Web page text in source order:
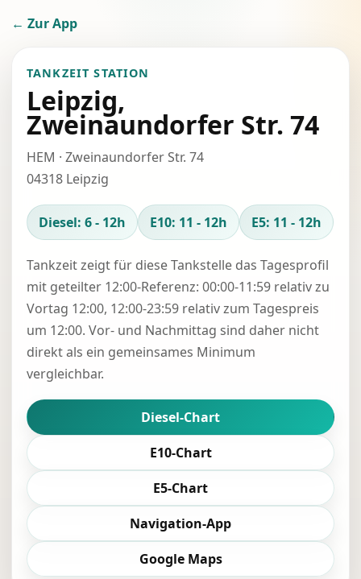
← Zur App
TANKZEIT STATION
Leipzig,
Zweinaundorfer Str. 74
HEM · Zweinaundorfer Str. 74
04318 Leipzig
Diesel: 6 - 12h E10: 11 - 12h E5: 11 - 12h
Tankzeit zeigt für diese Tankstelle das Tagesprofil
mit geteilter 12:00-Referenz: 00:00-11:59 relativ zu
Vortag 12:00, 12:00-23:59 relativ zum Tagespreis
um 12:00. Vor- und Nachmittag sind daher nicht
direkt als ein gemeinsames Minimum
vergleichbar.
Diesel-Chart
E10-Chart
E5-Chart
Navigation-App
Google Maps